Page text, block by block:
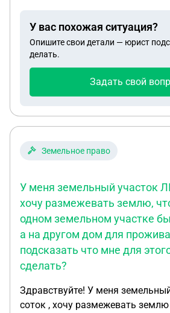
У вас похожая ситуация?
Опишите свои детали — юрист
делать.
Задать свой
Земельное право
У меня земельный участок
хочу размежевать землю,
одном земельном участке
а на другом дом для
подсказать что мне для
сделать?
Здравствуйте! У меня
соток , хочу размежевать